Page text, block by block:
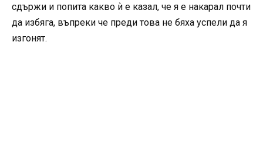
сдържи и попита какво ѝ е казал, че я е накарал почти
да избяга, въпреки че преди това не бяха успели да я
изгонят.